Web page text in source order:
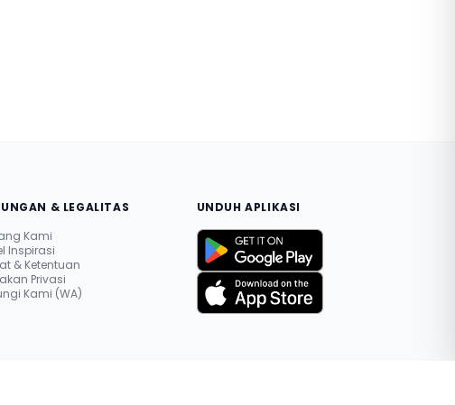
& LEGALITAS
Kami
Inspirasi
& Ketentuan
Privasi
Kami (WA)
UNDUH APLIKASI